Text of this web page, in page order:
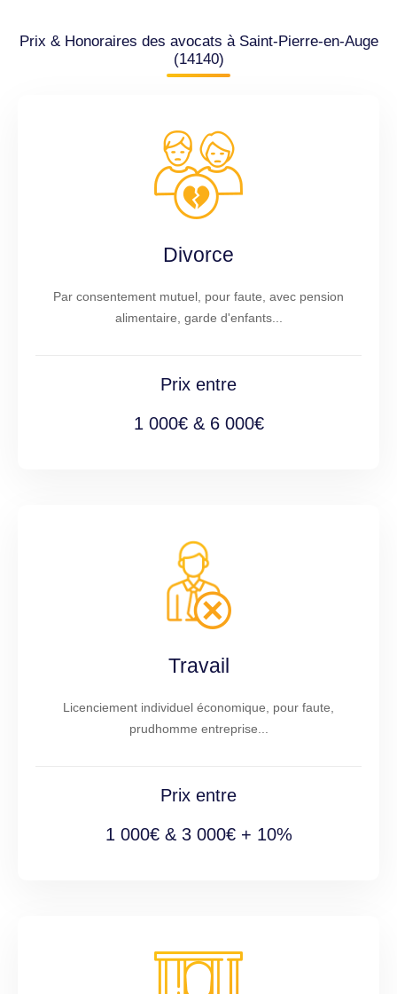
Prix & Honoraires des avocats à Saint-Pierre-en-Auge
(14140)
Divorce
Par consentement mutuel, pour faute, avec pension
alimentaire, garde d'enfants...
Prix entre
1 000€ & 6 000€
Travail
Licenciement individuel économique, pour faute,
prudhomme entreprise...
Prix entre
1 000€ & 3 000€ + 10%